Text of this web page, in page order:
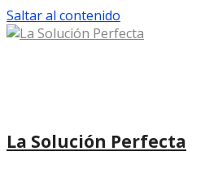
Saltar al contenido
La Solución Perfecta